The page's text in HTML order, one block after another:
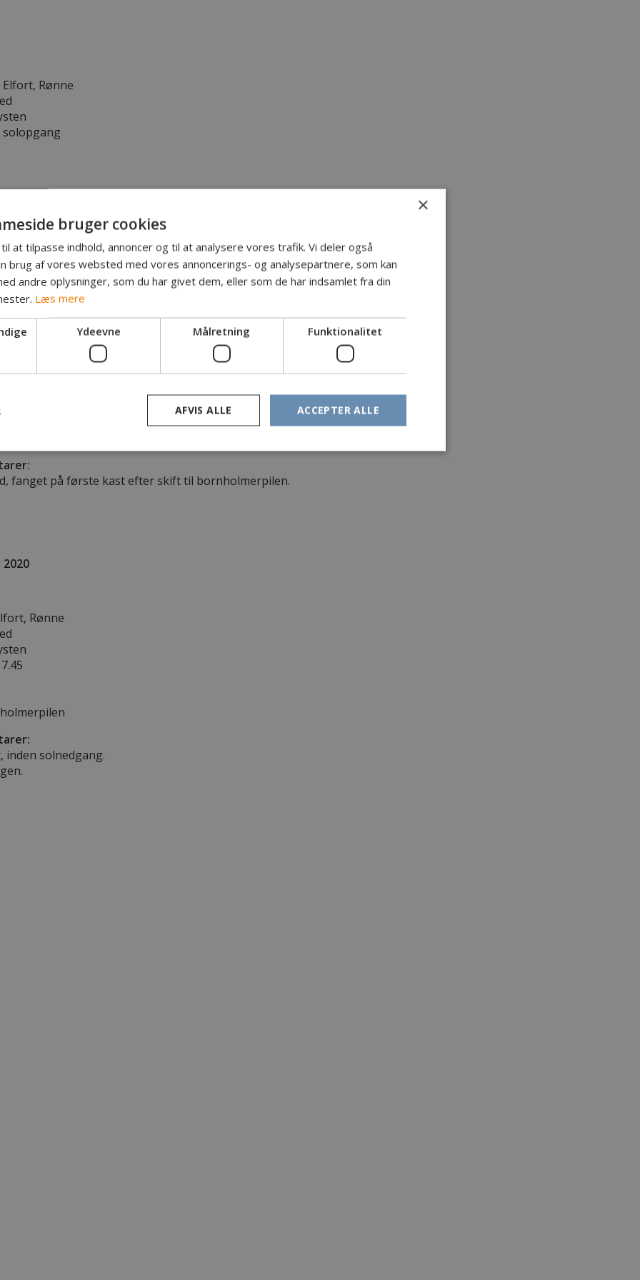
Rønne
solopgang
Rønne
fanget på første kast efter skift til bornholmerpilen.
Rønne
inden solnedgang.
×
bruger cookies
at tilpasse indhold, annoncer og til at analysere vores trafik. Vi deler også
brug af vores websted med vores annoncerings- og analysepartnere, som kan
andre oplysninger, som du har givet dem, eller som de har indsamlet fra din
Læs mere
Ydeevne Målretning Funktionalitet
ACCEPTER ALLE
AFVIS ALLE